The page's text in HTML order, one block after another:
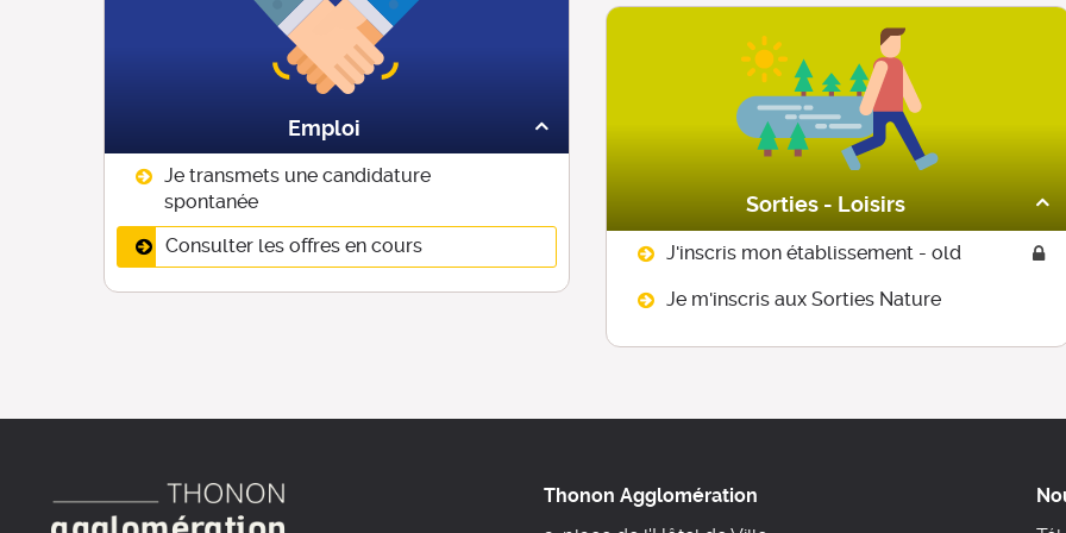
Emploi
Je transmets une candidature
spontanée
Consulter les offres en cours
Sorties - Loisirs
J'inscris mon établissement - old
Je m'inscris aux Sorties Nature
Thonon Agglomération